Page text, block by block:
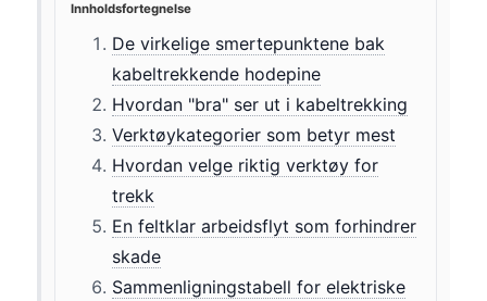
Innholdsfortegnelse
De virkelige smertepunktene bak
kabeltrekkende hodepine
Hvordan "bra" ser ut i kabeltrekking
Verktøykategorier som betyr mest
Hvordan velge riktig verktøy for
trekk
En feltklar arbeidsflyt som forhindrer
skade
Sammenligningstabell for elektriske